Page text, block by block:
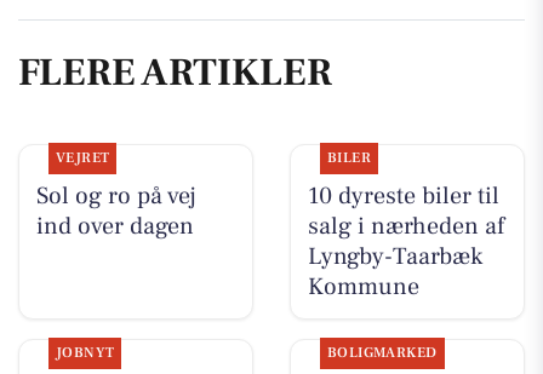
FLERE ARTIKLER
VEJRET
Sol og ro på vej
ind over dagen
BILER
10 dyreste biler til
salg i nærheden af
Lyngby-Taarbæk
Kommune
JOBNYT BOLIGMARKED